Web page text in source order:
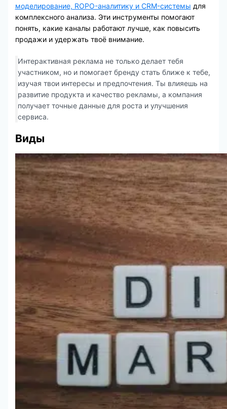
моделирование, ROPO-аналитику и CRM-системы для
комплексного анализа. Эти инструменты помогают
понять, какие каналы работают лучше, как повысить
продажи и удержать твоё внимание.
Интерактивная реклама не только делает тебя
участником, но и помогает бренду стать ближе к тебе,
изучая твои интересы и предпочтения. Ты влияешь на
развитие продукта и качество рекламы, а компания
получает точные данные для роста и улучшения
сервиса.
Виды